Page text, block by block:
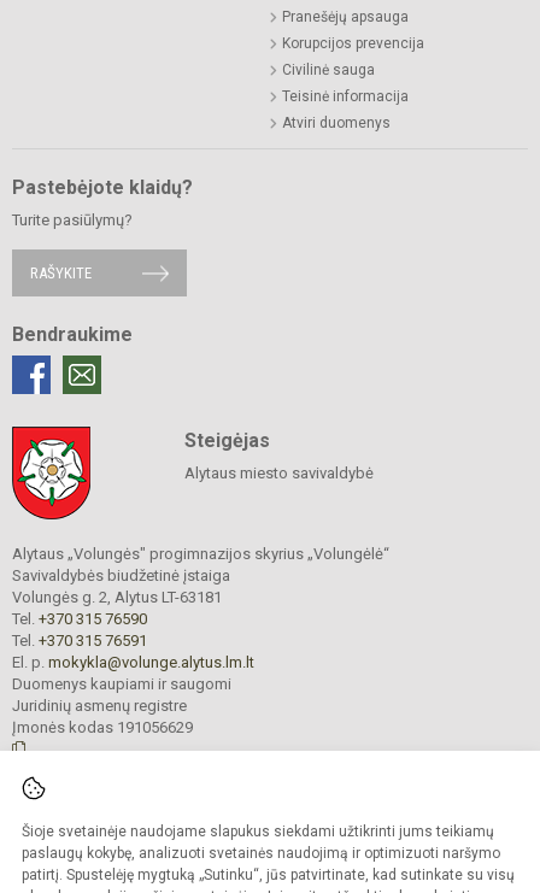
Šioje svetainėje naudojame slapukus siekdami užtikrinti jums teikiamų
paslaugų kokybę, analizuoti svetainės naudojimą ir optimizuoti naršymo
patirtį. Spustelėję mygtuką „Sutinku“, jūs patvirtinate, kad sutinkate su visų
Pranešėjų apsauga
Korupcijos prevencija
Civilinė sauga
Teisinė informacija
Atviri duomenys
Pastebėjote klaidų?
Turite pasiūlymų?
RAŠYKITE
Bendraukime
Steigėjas
Alytaus miesto savivaldybė
Alytaus „Volungės" progimnazijos skyrius „Volungėlė“
Savivaldybės biudžetinė įstaiga
Volungės g. 2, Alytus LT-63181
Tel. +370 315 76590
Tel. +370 315 76591
El. p. mokykla@volunge.alytus.lm.lt
Duomenys kaupiami ir saugomi
Juridinių asmenų registre
Įmonės kodas 191056629
saugomos.
Kopijuoti turinį be raštiško įstaigos administracijos sutikimo griežtai draudžiama.
Prieinamumo paraiška Slapukų valdymas